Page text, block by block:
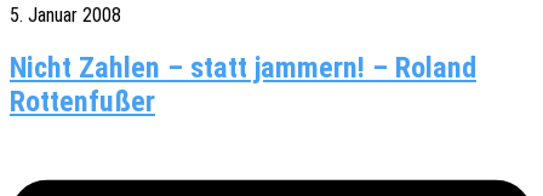
5. Januar 2008
Nicht Zahlen – statt jammern! – Roland
Rottenfußer